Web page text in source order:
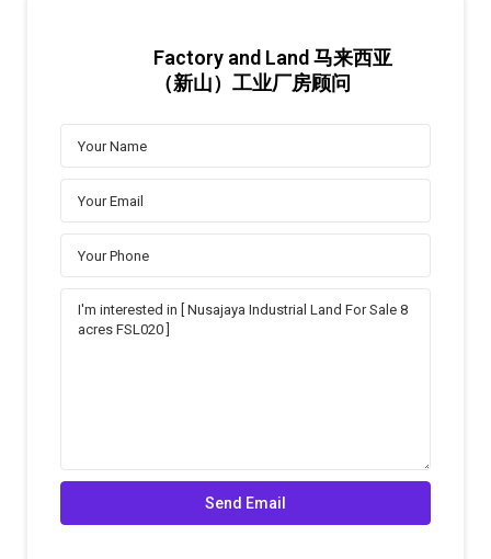
Factory and Land 马来西亚
（新山）工业厂房顾问